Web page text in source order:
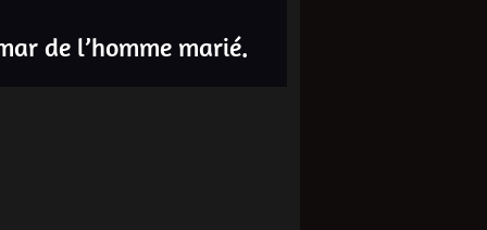
de l’homme marié.